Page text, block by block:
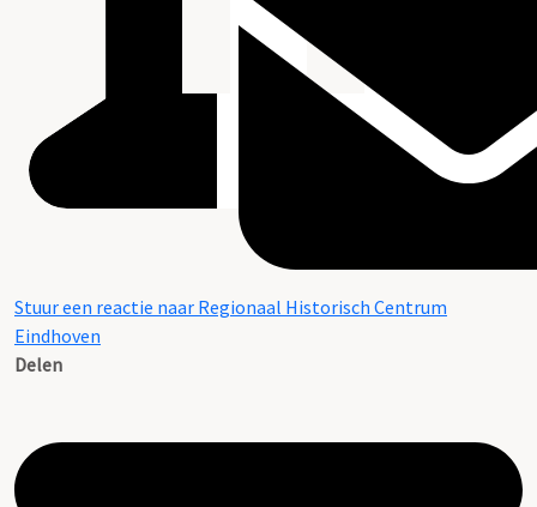
Stuur een reactie naar Regionaal Historisch Centrum
Eindhoven
Delen